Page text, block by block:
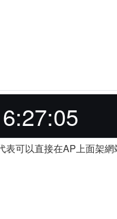
表可以直接在AP上面架